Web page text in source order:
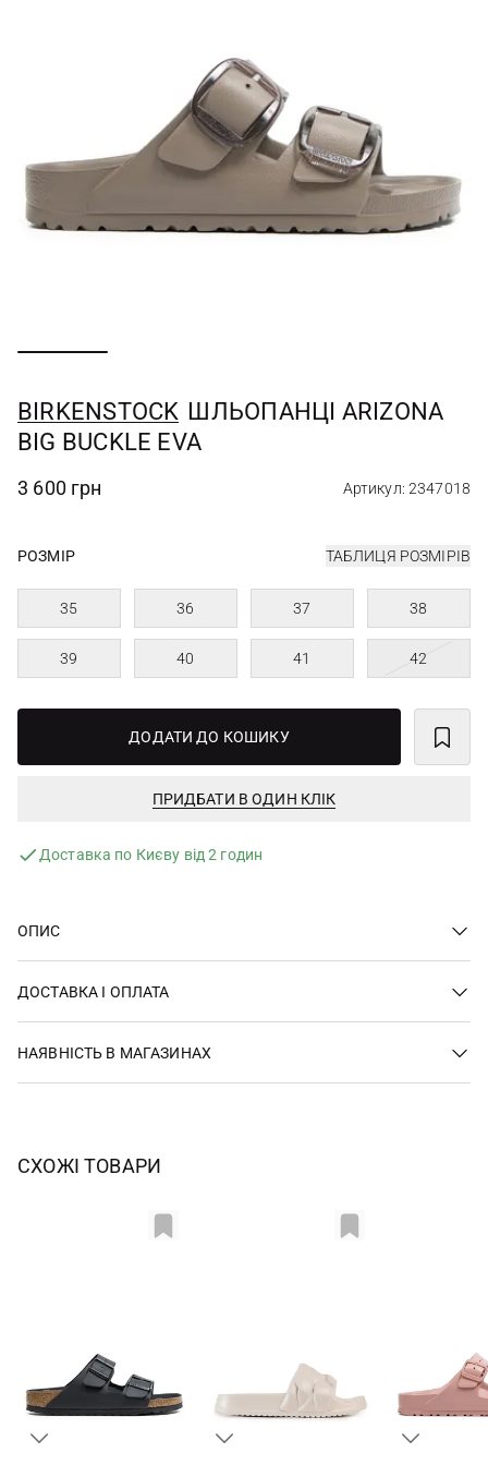
BIRKENSTOCK ШЛЬОПАНЦІ ARIZONA
BIG BUCKLE EVA
3 600 грн Артикул: 2347018
РОЗМІР ТАБЛИЦЯ РОЗМІРІВ
35 36 37 38
39 40 41 42
ДОДАТИ ДО КОШИКУ
ПРИДБАТИ В ОДИН КЛІК
Доставка по Києву від 2 годин
ОПИС
ДОСТАВКА І ОПЛАТА
НАЯВНІСТЬ В МАГАЗИНАХ
СХОЖІ ТОВАРИ